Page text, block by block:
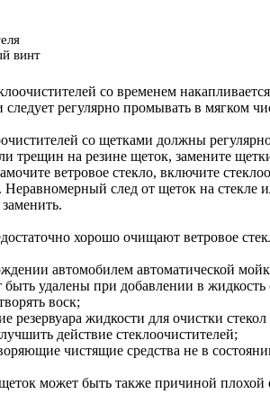
винт
со временем
регулярно промывать в мягком
со щетками должны
трещин на резине щеток, замените
ветровое стекло, включите
след от щеток на стекле
хорошо очищают ветровое
автомобилем автоматической
быть удалены при добавлении в
воск;
резервуара жидкости для очистки
действие стеклоочистителей;
чистящие средства не в
может быть также причиной плохой